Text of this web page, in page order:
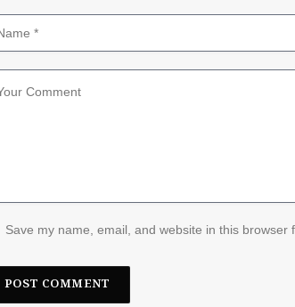
Save my name, email, and website in this browser